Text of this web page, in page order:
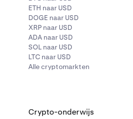
ETH naar USD
DOGE naar USD
XRP naar USD
ADA naar USD
SOL naar USD
LTC naar USD
Alle cryptomarkten
Crypto-onderwijs